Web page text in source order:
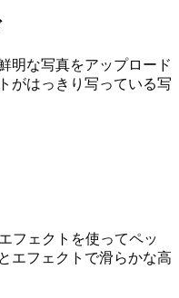
明な写真をアップロード
がはっきり写っている写
フェクトを使ってペッ
エフェクトで滑らかな高